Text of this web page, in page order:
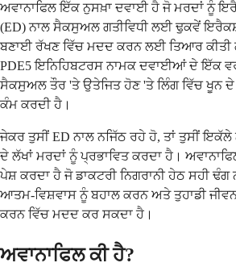
ਅਵਾਨਾਫਿਲ ਇੱਕ ਨੁਸਖ਼ਾ ਦਵਾਈ ਹੈ ਜੋ ਮਰਦਾਂ ਨੂੰ
(ED) ਨਾਲ ਸੈਕਸੁਅਲ ਗਤੀਵਿਧੀ ਲਈ ਢੁਕਵੇਂ
ਬਣਾਈ ਰੱਖਣ ਵਿੱਚ ਮਦਦ ਕਰਨ ਲਈ ਤਿਆਰ
PDE5 ਇਨਿਹਿਬਟਰਸ ਨਾਮਕ ਦਵਾਈਆਂ ਦੇ ਇੱਕ
ਸੈਕਸੁਅਲ ਤੌਰ 'ਤੇ ਉਤੇਜਿਤ ਹੋਣ 'ਤੇ ਲਿੰਗ ਵਿੱਚ ਖੂਨ ਦੇ
ਕੰਮ ਕਰਦੀ ਹੈ।
ਜੇਕਰ ਤੁਸੀਂ ED ਨਾਲ ਨਜਿੱਠ ਰਹੇ ਹੋ, ਤਾਂ ਤੁਸੀਂ
ਦੇ ਲੱਖਾਂ ਮਰਦਾਂ ਨੂੰ ਪ੍ਰਭਾਵਿਤ ਕਰਦਾ ਹੈ।
ਪੇਸ਼ ਕਰਦਾ ਹੈ ਜੋ ਡਾਕਟਰੀ ਨਿਗਰਾਨੀ ਹੇਠ ਸਹੀ ਢੰਗ
ਆਤਮ-ਵਿਸ਼ਵਾਸ ਨੂੰ ਬਹਾਲ ਕਰਨ ਅਤੇ ਤੁਹਾਡੀ
ਕਰਨ ਵਿੱਚ ਮਦਦ ਕਰ ਸਕਦਾ ਹੈ।
ਅਵਾਨਾਫਿਲ ਕੀ ਹੈ?